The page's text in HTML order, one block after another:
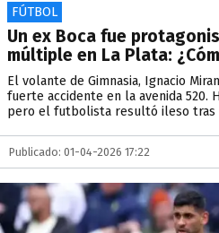
FÚTBOL
Un ex Boca fue
múltiple en La Plata:
El volante de Gimnasia, Ignacio
fuerte accidente en la avenida 520.
pero el futbolista resultó ileso tras
Publicado: 01-04-2026 17:22